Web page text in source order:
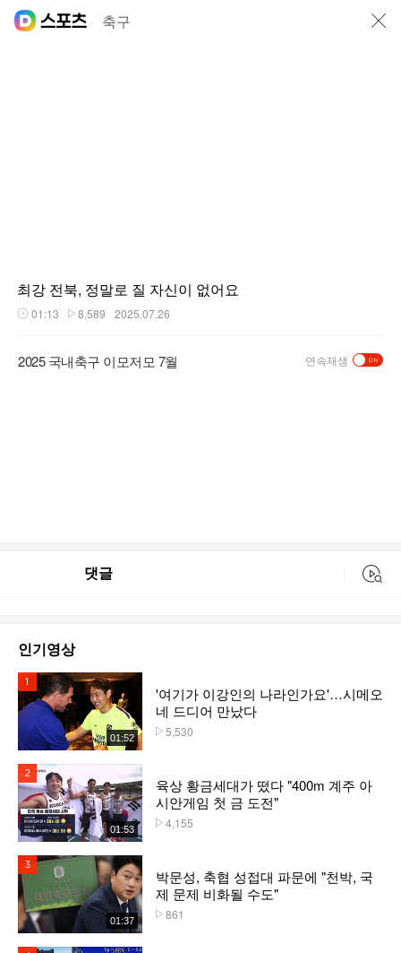
축구
최강 전북, 정말로 질 자신이 없어요
01:13 8,589 2025.07.26
2025 국내축구 이모저모 7월 연속재생
댓글
인기영상
01:52
'여기가 이강인의 나라인가요'…시메오
네 드디어 만났다
5,530
01:53
육상 황금세대가 떴다 "400m 계주 아
시안게임 첫 금 도전"
4,155
01:37
박문성, 축협 성접대 파문에 "천박, 국
제 문제 비화될 수도"
861